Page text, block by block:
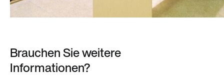
Brauchen Sie weitere
Informationen?